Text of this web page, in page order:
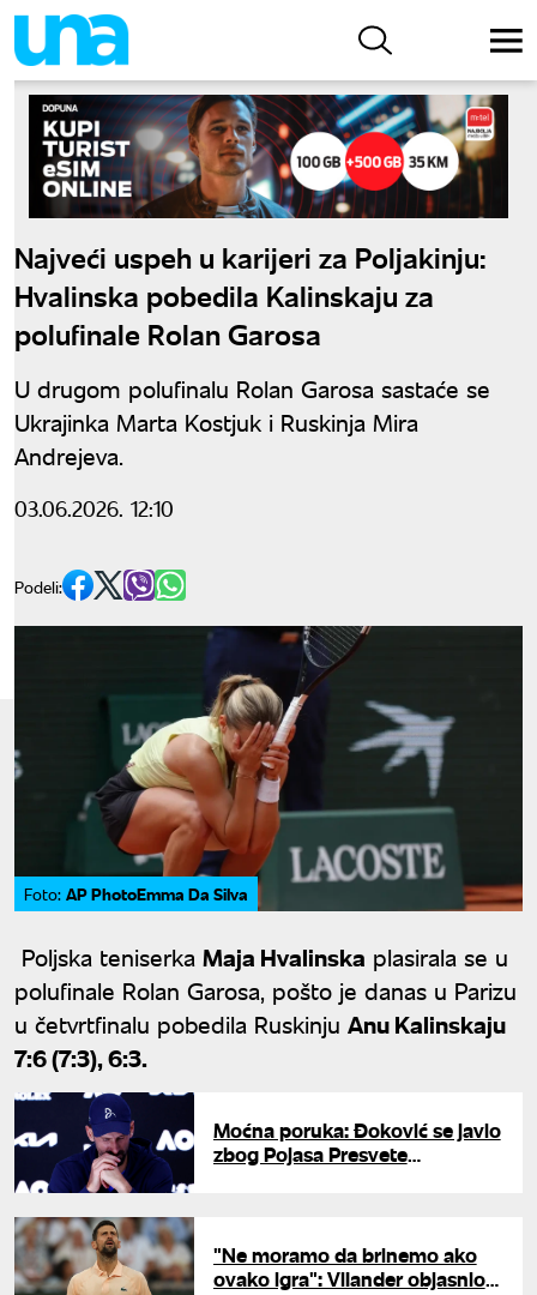
Najveći uspeh u karijeri za Poljakinju:
Hvalinska pobedila Kalinskaju za
polufinale Rolan Garosa
U drugom polufinalu Rolan Garosa sastaće se
Ukrajinka Marta Kostjuk i Ruskinja Mira
Andrejeva.
03.06.2026. 12:10
Podeli:
Foto: AP PhotoEmma Da Silva
Poljska teniserka Maja Hvalinska plasirala se u
polufinale Rolan Garosa, pošto je danas u Parizu
u četvrtfinalu pobedila Ruskinju Anu Kalinskaju
7:6 (7:3), 6:3.
Moćna poruka: Đoković se javio
zbog Pojasa Presvete
"Ne moramo da brinemo ako
ovako igra": Vilander objasnio